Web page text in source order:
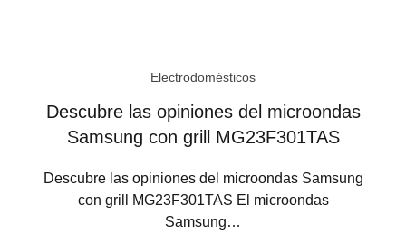
Electrodomésticos
Descubre las opiniones del microondas
Samsung con grill MG23F301TAS
Descubre las opiniones del microondas Samsung
con grill MG23F301TAS El microondas
Samsung…